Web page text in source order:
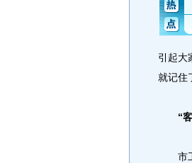
引起大
就记住
“
市工